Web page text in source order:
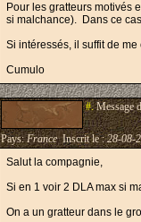
Pour les gratteurs motivés
si malchance). Dans ce
Si intéressés, il suffit de me
Cumulo
#.Message
Pays:FranceInscrit le :28-08-
Salut la compagnie,
Si en 1 voir 2 DLA max si
On a un gratteur dans le